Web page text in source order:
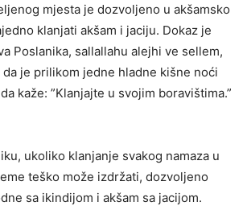
mjesta je dozvoljeno u akšamsko
klanjati akšam i jaciju. Dokaz je
Poslanika, sallallahu alejhi ve sellem,
je prilikom jedne hladne kišne noći
kaže: ”Klanjajte u svojim boravištima.”
ukoliko klanjanje svakog namaza u
teško može izdržati, dozvoljeno
sa ikindijom i akšam sa jacijom.